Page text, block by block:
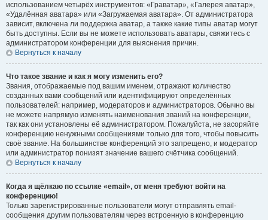
использованием четырёх инструментов: «Граватар», «Галерея аватар»,
«Удалённая аватара» или «Загружаемая аватара». От администратора
зависит, включена ли поддержка аватар, а также какие типы аватар могут
быть доступны. Если вы не можете использовать аватары, свяжитесь с
администратором конференции для выяснения причин.
Вернуться к началу
Что такое звание и как я могу изменить его?
Звания, отображаемые под вашим именем, отражают количество
созданных вами сообщений или идентифицируют определённых
пользователей: например, модераторов и администраторов. Обычно вы
не можете напрямую изменять наименования званий на конференции,
так как они установлены её администратором. Пожалуйста, не засоряйте
конференцию ненужными сообщениями только для того, чтобы повысить
своё звание. На большинстве конференций это запрещено, и модератор
или администратор понизят значение вашего счётчика сообщений.
Вернуться к началу
Когда я щёлкаю по ссылке «email», от меня требуют войти на
конференцию!
Только зарегистрированные пользователи могут отправлять email-
сообщения другим пользователям через встроенную в конференцию